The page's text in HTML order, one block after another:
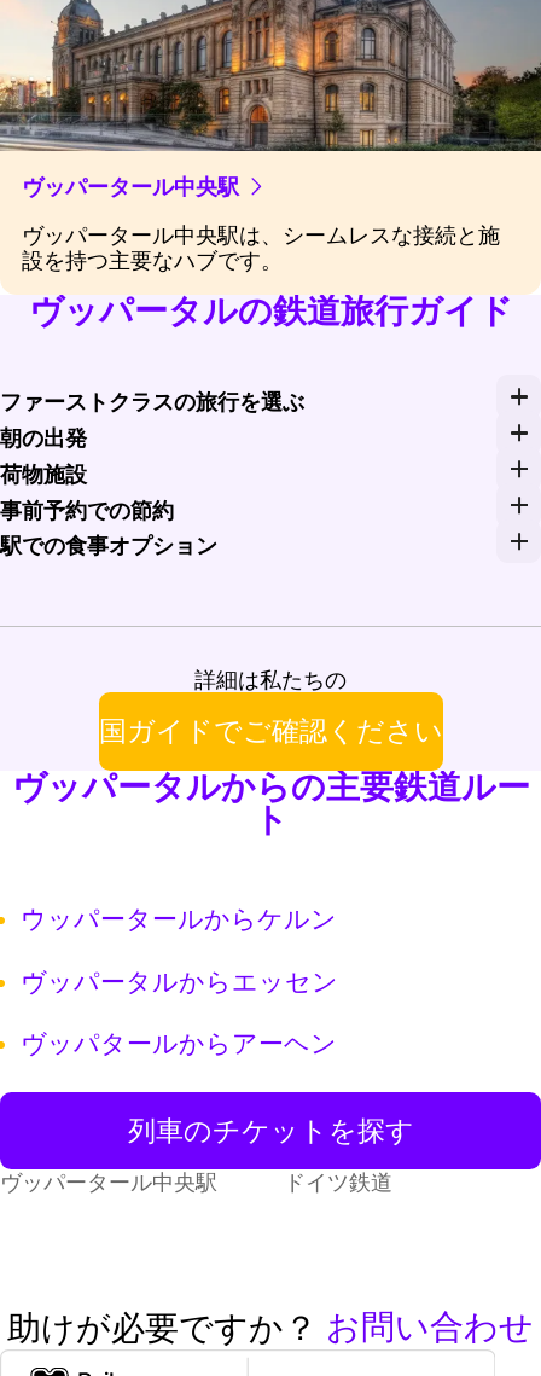
ヴッパータール中央駅
ヴッパータール中央駅は、シームレスな接続と施
設を持つ主要なハブです。
ヴッパータルの鉄道旅行ガイド
ファーストクラスの旅行を選ぶ
より快適な旅のために、ファーストクラスへのアップ
朝の出発
朝の列車を予約して早く冒険を始めましょう。ヴッパ
荷物施設
ヴッパータール中央駅では便利な荷物預かりサービス
事前予約での節約
Rail Monstersのようなサービスを通じて事前に列車の
駅での食事オプション
詳細は私たちの
国ガイドでご確認ください
ヴッパータルからの主要鉄道ルー
ト
ウッパータールからケルン
ヴッパータルからエッセン
ヴッパタールからアーヘン
列車のチケットを探す
ヴッパータール中央駅 ドイツ鉄道
助けが必要ですか？ お問い合わせ